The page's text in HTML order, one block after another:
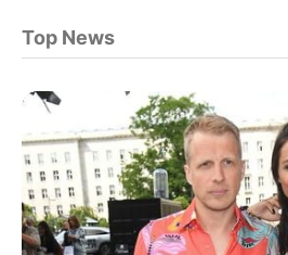
Top News